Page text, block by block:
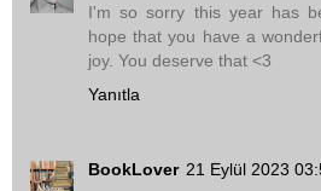
I'm so sorry this year has
hope that you have a
joy. You deserve that <3
Yanıtla
BookLover 21 Eylül 2023